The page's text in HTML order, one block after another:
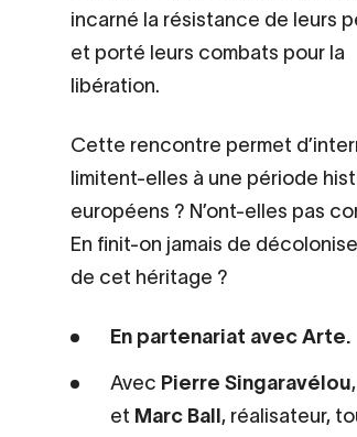
incarné la résistance de leurs
et porté leurs combats pour la
libération.
Cette rencontre permet
limitent-elles à une période
européens ? N’ont-elles pas
En finit-on jamais de
de cet héritage ?
En partenariat avec Arte.
Avec Pierre Singaravélou
et Marc Ball , réalisateur,